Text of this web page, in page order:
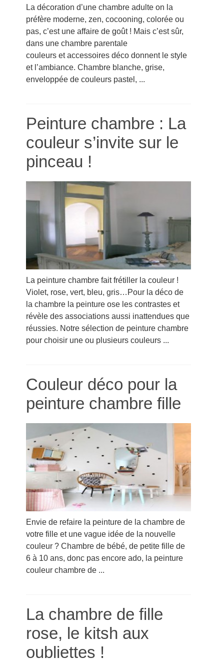
La décoration d’une chambre adulte on la
préfère moderne, zen, cocooning, colorée ou
pas, c’est une affaire de goût ! Mais c’est sûr,
dans une chambre parentale
couleurs et accessoires déco donnent le style
et l’ambiance. Chambre blanche, grise,
enveloppée de couleurs pastel, ...
Peinture chambre : La
couleur s’invite sur le
pinceau !
La peinture chambre fait frétiller la couleur !
Violet, rose, vert, bleu, gris…Pour la déco de
la chambre la peinture ose les contrastes et
révèle des associations aussi inattendues que
réussies. Notre sélection de peinture chambre
pour choisir une ou plusieurs couleurs ...
Couleur déco pour la
peinture chambre fille
Envie de refaire la peinture de la chambre de
votre fille et une vague idée de la nouvelle
couleur ? Chambre de bébé, de petite fille de
6 à 10 ans, donc pas encore ado, la peinture
couleur chambre de ...
La chambre de fille
rose, le kitsh aux
oubliettes !